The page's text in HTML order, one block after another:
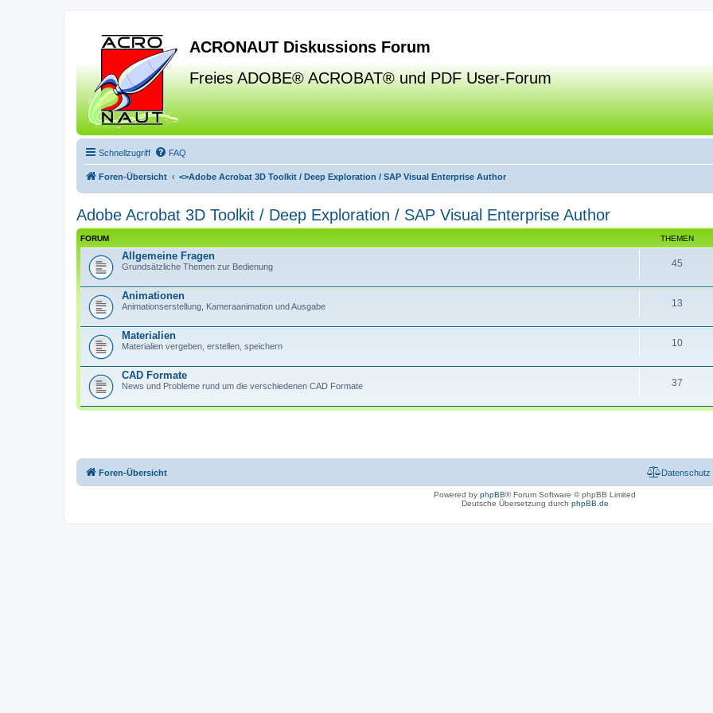
ACRONAUT Diskussions Forum
Freies ADOBE® ACROBAT® und PDF User-Forum
Schnellzugriff FAQ
Foren-Übersicht <>Adobe Acrobat 3D Toolkit / Deep Exploration / SAP Visual Enterprise Author
Adobe Acrobat 3D Toolkit / Deep Exploration / SAP Visual Enterprise Author
FORUM THEMEN
Allgemeine Fragen
Grundsätzliche Themen zur Bedienung 45
Animationen
Animationserstellung, Kameraanimation und Ausgabe 13
Materialien
Materialien vergeben, erstellen, speichern 10
CAD Formate
News und Probleme rund um die verschiedenen CAD Formate 37
Foren-Übersicht Datenschutz
Powered by phpBB® Forum Software © phpBB Limited
Deutsche Übersetzung durch phpBB.de